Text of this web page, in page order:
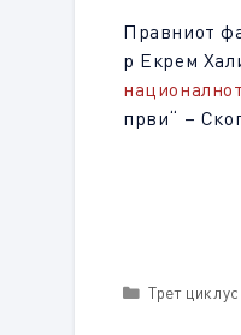
Правниот
р Екрем
први“ –
Categories
Трет